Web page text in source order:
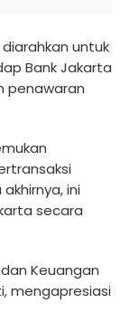
untuk
Bank Jakarta
penawaran
ini
secara
Keuangan
mengapresiasi